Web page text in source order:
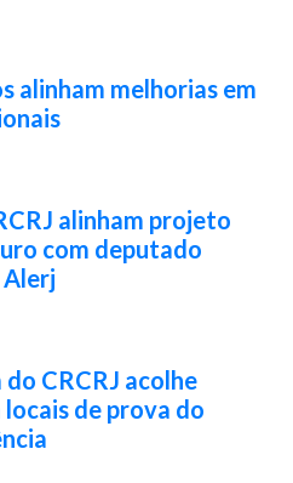
alinham melhorias em
alinham projeto
com deputado
CRCRJ acolhe
de prova do